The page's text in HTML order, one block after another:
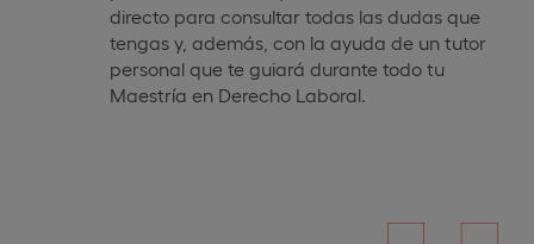
directo para consultar todas las dudas que
tengas y, además, con la ayuda de un tutor
personal que te guiará durante todo tu
Maestría en Derecho Laboral.